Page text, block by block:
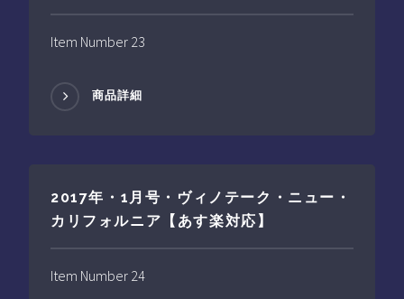
Item Number 23
商品詳細
2017年・1月号・ヴィノテーク・ニュー・
カリフォルニア【あす楽対応】
Item Number 24